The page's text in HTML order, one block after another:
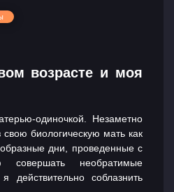
возрасте и моя
одиночкой. Незаметно
биологическую мать как
дни, проведенные с
необратимые
действительно соблазнить